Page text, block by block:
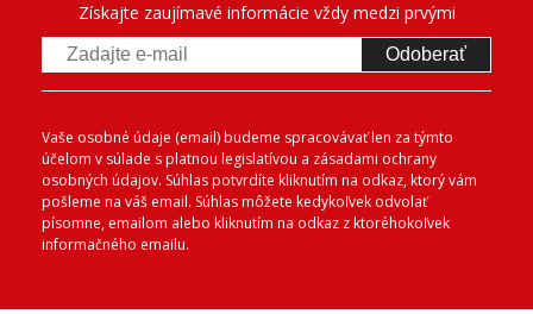
Získajte zaujímavé informácie vždy medzi prvými
Odoberať
Vaše osobné údaje (email) budeme spracovávať len za týmto
účelom v súlade s platnou legislatívou a zásadami ochrany
osobných údajov. Súhlas potvrdíte kliknutím na odkaz, ktorý vám
pošleme na váš email. Súhlas môžete kedykoľvek odvolať
písomne, emailom alebo kliknutím na odkaz z ktoréhokoľvek
informačného emailu.